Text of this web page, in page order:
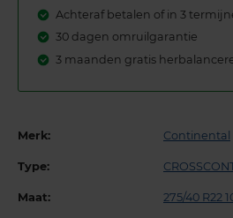
Achteraf betalen of in 3
30 dagen omruilgarantie
3 maanden gratis
Merk: Continental
Type:
Maat: 275/40 R22